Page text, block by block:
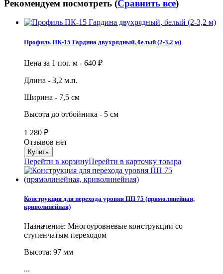
Рекомендуем посмотреть (Сравнить все)
Профиль ПК-15 Гардина двухрядный, белый (2-3,2 м)
Цена за 1 пог. м - 640 ₽
Длина - 3,2 м.п.
Ширина - 7,5 см
Высота до отбойника - 5 см
1 280 ₽
Отзывов нет
Перейти в корзинуПерейти в карточку товара
Конструкция для перехода уровня ПП 75 (прямолинейная,
криволинейная)
Назначение: Многоуровневые конструкции со
ступенчатым переходом
Высота: 97 мм
...